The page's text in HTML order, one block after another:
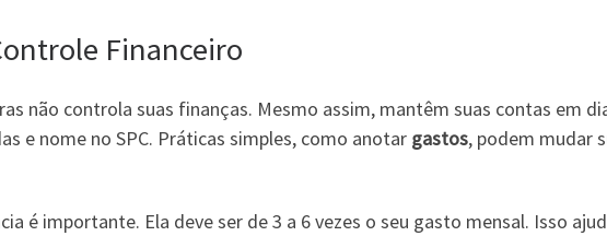
Financeiro
não controla suas finanças. Mesmo assim, mantêm suas contas em
e nome no SPC. Práticas simples, como anotar gastos, podem mudar
é importante. Ela deve ser de 3 a 6 vezes o seu gasto mensal. Isso